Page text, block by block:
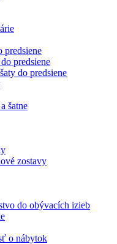
predsiene
predsiene
do predsiene
šatne
zostavy
do obývacích izieb
o nábytok